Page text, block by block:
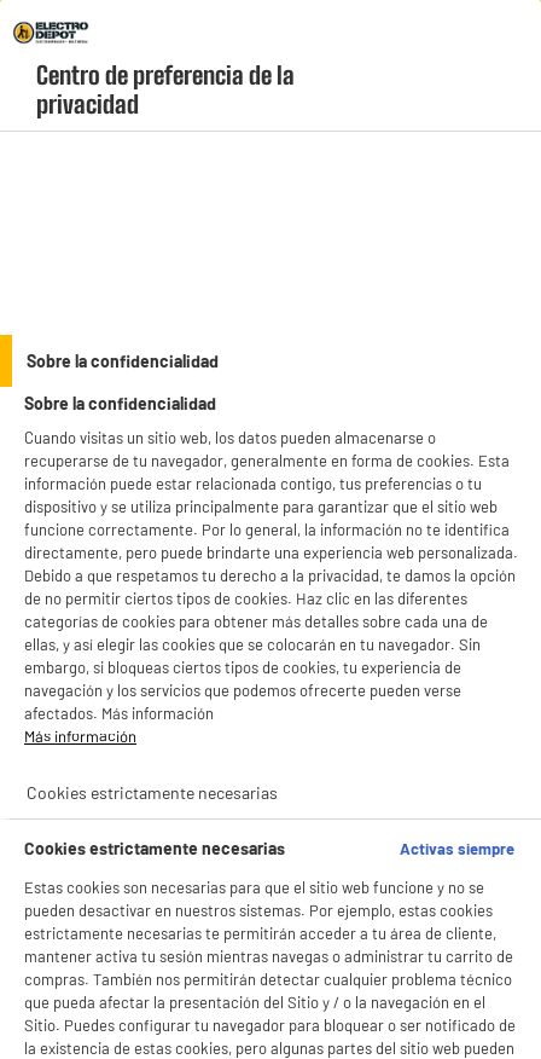
Menú
geolocation-header-icon-text
account
y 1,5m cable 3g1.5
product_anchor_characteristics
6€49
Rechazar todas
BIENVENIDO a ELECTRO
DEPOT
y sus socios utilizan cookies que procesan tus datos personales para:
- compartir contenido adaptado a tus preferencias
- facilitar el intercambio de contenido en las redes sociales
- analizar el tráfico en nuestro sitio web Consulta la política de cookies.
.
Si aceptas, la experiencia será aún mejor. Si no acepta, se utilizarán cookies
estadísticas anónimas basadas en tu navegación. Puedes oponerte a su uso
gestionando sus cookies.
¡Buena visita!
✔ ACEPTAR TODAS
Centro de preferencia de la
privacidad
Sobre la confidencialidad
Sobre la confidencialidad
Cuando visitas un sitio web, los datos pueden almacenarse o
recuperarse de tu navegador, generalmente en forma de cookies. Esta
información puede estar relacionada contigo, tus preferencias o tu
dispositivo y se utiliza principalmente para garantizar que el sitio web
funcione correctamente. Por lo general, la información no te identifica
directamente, pero puede brindarte una experiencia web personalizada.
Debido a que respetamos tu derecho a la privacidad, te damos la opción
de no permitir ciertos tipos de cookies. Haz clic en las diferentes
categorías de cookies para obtener más detalles sobre cada una de
ellas, y así elegir las cookies que se colocarán en tu navegador. Sin
embargo, si bloqueas ciertos tipos de cookies, tu experiencia de
navegación y los servicios que podemos ofrecerte pueden verse
afectados. Más información
Más información
Cookies estrictamente necesarias
Cookies estrictamente necesarias
Activas siempre
Estas cookies son necesarias para que el sitio web funcione y no se
pueden desactivar en nuestros sistemas. Por ejemplo, estas cookies
estrictamente necesarias te permitirán acceder a tu área de cliente,
mantener activa tu sesión mientras navegas o administrar tu carrito de
compras. También nos permitirán detectar cualquier problema técnico
que pueda afectar la presentación del Sitio y / o la navegación en el
Sitio. Puedes configurar tu navegador para bloquear o ser notificado de
la existencia de estas cookies, pero algunas partes del sitio web pueden